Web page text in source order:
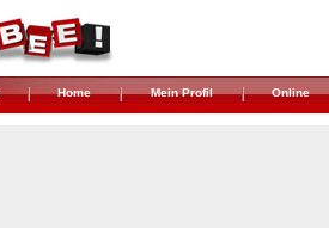
Home Mein Profil Online